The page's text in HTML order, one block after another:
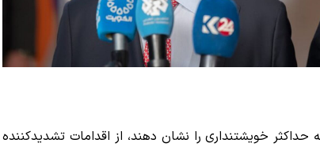
خویشتنداری را نشان دهند، از اقدامات تشدیدکننده